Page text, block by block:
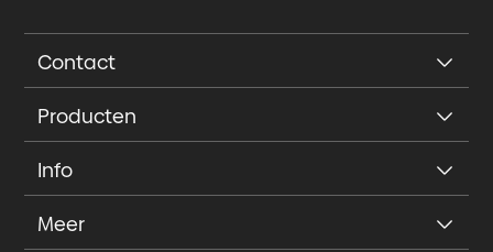
Contact
Producten
Info
Meer